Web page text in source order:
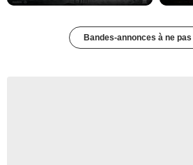
Bandes-annonces à ne